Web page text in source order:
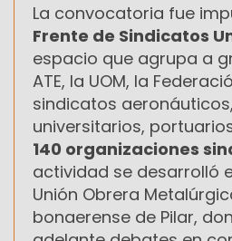
La convocatoria fue
Frente de Sindicatos
espacio que agrupa a
ATE, la UOM, la
sindicatos
universitarios,
140 organizaciones
actividad se desarrolló
Unión Obrera
bonaerense de Pilar,